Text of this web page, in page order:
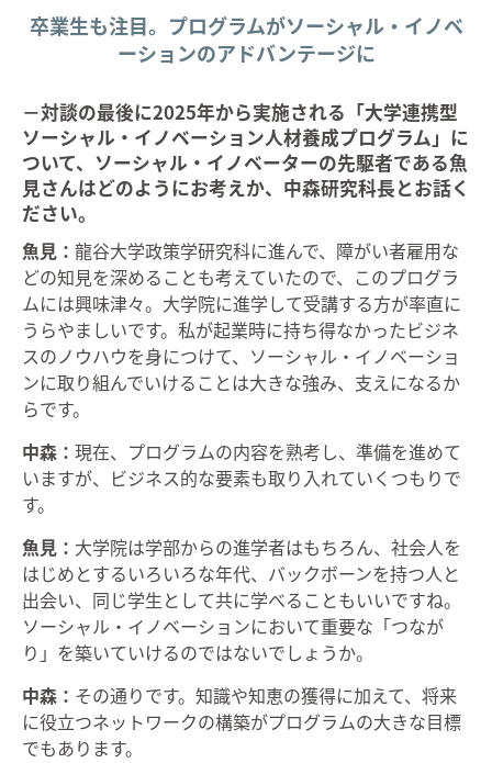
卒業生も注目。プログラムがソーシャル・イノベ
ーションのアドバンテージに
－対談の最後に2025年から実施される「大学連携型
ソーシャル・イノベーション人材養成プログラム」に
ついて、ソーシャル・イノベーターの先駆者である魚
見さんはどのようにお考えか、中森研究科長とお話く
ださい。
魚見： 龍谷大学政策学研究科に進んで、障がい者雇用な
どの知見を深めることも考えていたので、このプログラ
ムには興味津々。大学院に進学して受講する方が率直に
うらやましいです。私が起業時に持ち得なかったビジネ
スのノウハウを身につけて、ソーシャル・イノベーショ
ンに取り組んでいけることは大きな強み、支えになるか
らです。
中森： 現在、プログラムの内容を熟考し、準備を進めて
いますが、ビジネス的な要素も取り入れていくつもりで
す。
魚見： 大学院は学部からの進学者はもちろん、社会人を
はじめとするいろいろな年代、バックボーンを持つ人と
出会い、同じ学生として共に学べることもいいですね。
ソーシャル・イノベーションにおいて重要な「つなが
り」を築いていけるのではないでしょうか。
中森： その通りです。知識や知恵の獲得に加えて、将来
に役立つネットワークの構築がプログラムの大きな目標
でもあります。